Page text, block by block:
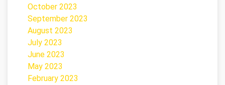
October 2023
September 2023
August 2023
July 2023
June 2023
May 2023
February 2023